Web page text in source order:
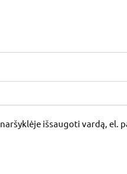
išsaugoti vardą, el.